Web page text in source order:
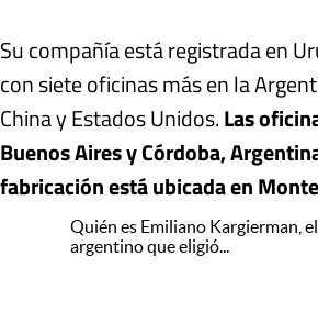
Su compañía está registrada en
con siete oficinas más en la
China y Estados Unidos.Las
Buenos Aires y Córdoba,
fabricación está ubicada en
Quién es Emiliano Kargierman,
argentino que eligió...